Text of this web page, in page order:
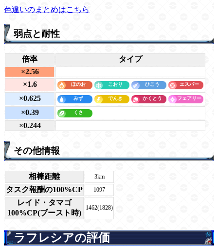
色違いのまとめはこちら
弱点と耐性
倍率
タイプ
×2.56
×1.6
×0.625
×0.39
×0.244
その他情報
相棒距離 3km
タスク報酬の100%CP 1097
レイド・タマゴ
100%CP(ブースト時)
1462(1828)
ラフレシアの評価